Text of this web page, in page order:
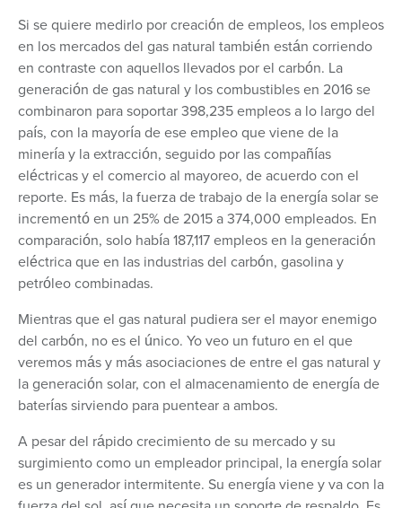
Si se quiere medirlo por creación de empleos, los empleos
en los mercados del gas natural también están corriendo
en contraste con aquellos llevados por el carbón. La
generación de gas natural y los combustibles en 2016 se
combinaron para soportar 398,235 empleos a lo largo del
país, con la mayoría de ese empleo que viene de la
minería y la extracción, seguido por las compañías
eléctricas y el comercio al mayoreo, de acuerdo con el
reporte. Es más, la fuerza de trabajo de la energía solar se
incrementó en un 25% de 2015 a 374,000 empleados. En
comparación, solo había 187,117 empleos en la generación
eléctrica que en las industrias del carbón, gasolina y
petróleo combinadas.
Mientras que el gas natural pudiera ser el mayor enemigo
del carbón, no es el único. Yo veo un futuro en el que
veremos más y más asociaciones de entre el gas natural y
la generación solar, con el almacenamiento de energía de
baterías sirviendo para puentear a ambos.
A pesar del rápido crecimiento de su mercado y su
surgimiento como un empleador principal, la energía solar
es un generador intermitente. Su energía viene y va con la